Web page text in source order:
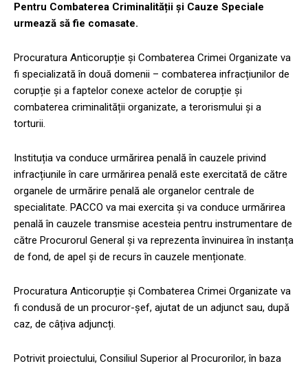
Pentru Combaterea Criminalității și Cauze Speciale
urmează să fie comasate.
Procuratura Anticorupție și Combaterea Crimei Organizate va
fi specializată în două domenii – combaterea infracțiunilor de
corupție și a faptelor conexe actelor de corupție și
combaterea criminalității organizate, a terorismului și a
torturii.
Instituția va conduce urmărirea penală în cauzele privind
infracțiunile în care urmărirea penală este exercitată de către
organele de urmărire penală ale organelor centrale de
specialitate. PACCO va mai exercita și va conduce urmărirea
penală în cauzele transmise acesteia pentru instrumentare de
către Procurorul General și va reprezenta învinuirea în instanța
de fond, de apel și de recurs în cauzele menționate.
Procuratura Anticorupție și Combaterea Crimei Organizate va
fi condusă de un procuror-șef, ajutat de un adjunct sau, după
caz, de câțiva adjuncți.
Potrivit proiectului, Consiliul Superior al Procurorilor, în baza